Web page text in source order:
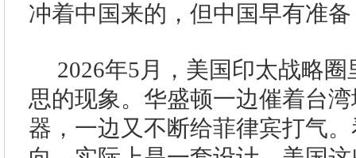
冲着中国来的，但中国早有准
2026年5月，美国印太战略
思的现象。华盛顿一边催着台
器，一边又不断给菲律宾打气